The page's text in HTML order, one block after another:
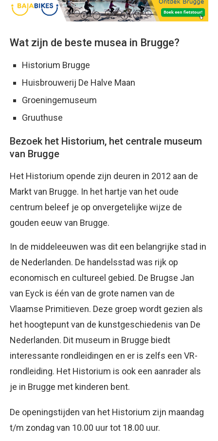
Wat zijn de beste musea in Brugge?
Historium Brugge
Huisbrouwerij De Halve Maan
Groeningemuseum
Gruuthuse
Bezoek het Historium, het centrale museum
van Brugge
Het Historium opende zijn deuren in 2012 aan de
Markt van Brugge. In het hartje van het oude
centrum beleef je op onvergetelijke wijze de
gouden eeuw van Brugge.
In de middeleeuwen was dit een belangrijke stad in
de Nederlanden. De handelsstad was rijk op
economisch en cultureel gebied. De Brugse Jan
van Eyck is één van de grote namen van de
Vlaamse Primitieven. Deze groep wordt gezien als
het hoogtepunt van de kunstgeschiedenis van De
Nederlanden. Dit museum in Brugge biedt
interessante rondleidingen en er is zelfs een VR-
rondleiding. Het Historium is ook een aanrader als
je in Brugge met kinderen bent.
De openingstijden van het Historium zijn maandag
t/m zondag van 10.00 uur tot 18.00 uur.